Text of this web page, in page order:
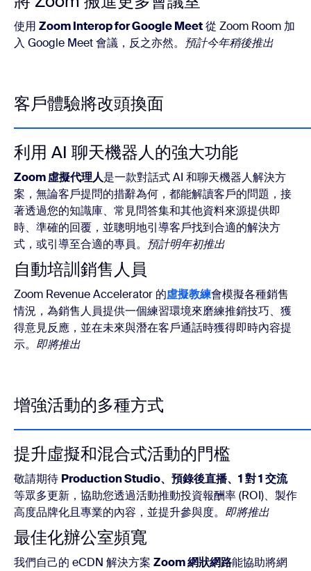
使用 Zoom Interop for Google Meet從 Zoom Room 加
入 Google Meet 會議，反之亦然。 預計今年稍後推出
客戶體驗將改頭換面
利用 AI 聊天機器人的強大功能
Zoom 虛擬代理人是一款對話式 AI 和聊天機器人解決方
案，無論客戶提問的措辭為何，都能解讀客戶的問題，接
著透過您的知識庫、常見問答集和其他資料來源提供即
時、準確的回覆，並聰明地引導客戶找到合適的解決方
式，或引導至合適的專員。 預計明年初推出
自動培訓銷售人員
Zoom Revenue Accelerator 的虛擬教練會模擬各種銷售
情況，為銷售人員提供一個練習環境來磨練推銷技巧、獲
得意見反應，並在未來與潛在客戶通話時獲得即時內容提
示。 即將推出
增強活動的多種方式
提升虛擬和混合式活動的門檻
敬請期待 Production Studio、預錄後直播、1 對 1 交流
等眾多更新，協助您透過活動推動投資報酬率 (ROI)、製作
高度品牌化且專業的內容，並提升參與度。 即將推出
最佳化辦公室頻寬
我們自己的 eCDN 解決方案 Zoom 網狀網路能協助將網